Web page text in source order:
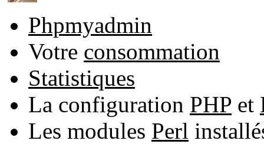
Phpmyadmin
Votre consommation
Statistiques
La configuration PHP et
Les modules Perl